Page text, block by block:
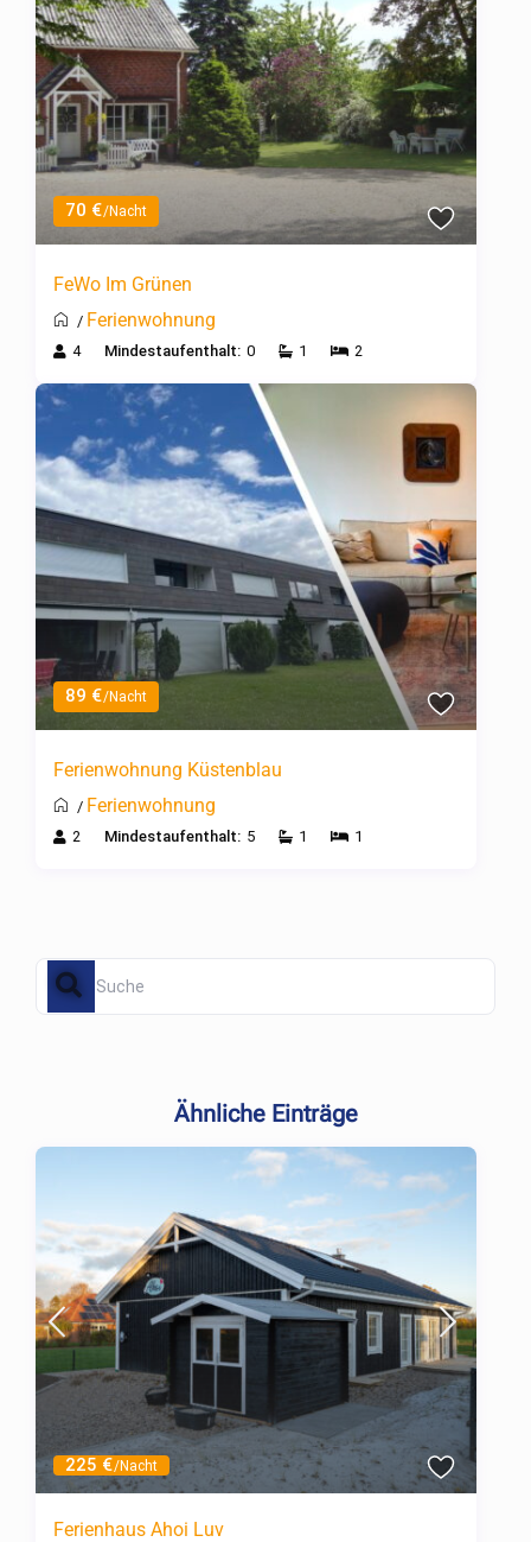
70 €/Nacht
FeWo Im Grünen
/ Ferienwohnung
4 Mindestaufenthalt: 0 1 2
89 €/Nacht
Ferienwohnung Küstenblau
/ Ferienwohnung
2 Mindestaufenthalt: 5 1 1
Ähnliche Einträge
225 €/Nacht
Ferienhaus Ahoi Luv